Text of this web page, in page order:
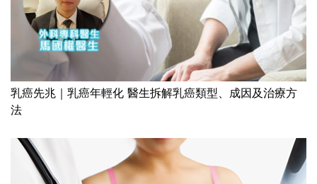
乳癌先兆｜乳癌年輕化 醫生拆解乳癌類型、成因及治療方
法